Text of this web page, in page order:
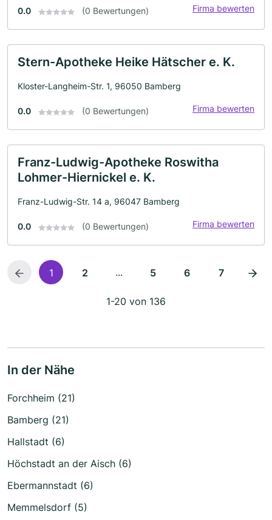
0.0 (0 Bewertungen) Firma bewerten
Stern-Apotheke Heike Hätscher e. K.
Kloster-Langheim-Str. 1, 96050 Bamberg
0.0 (0 Bewertungen) Firma bewerten
Franz-Ludwig-Apotheke Roswitha
Lohmer-Hiernickel e. K.
Franz-Ludwig-Str. 14 a, 96047 Bamberg
0.0 (0 Bewertungen) Firma bewerten
1 2 ... 5 6 7
1-20 von 136
In der Nähe
Forchheim (21)
Bamberg (21)
Hallstadt (6)
Höchstadt an der Aisch (6)
Ebermannstadt (6)
Memmelsdorf (5)